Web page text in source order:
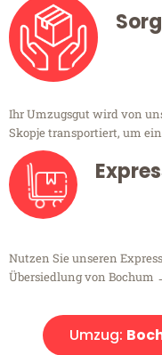
Ihr Umzugsgut wird von
Skopje transportiert, um
Nutzen Sie unseren
Übersiedlung von Bochum
Umzug: